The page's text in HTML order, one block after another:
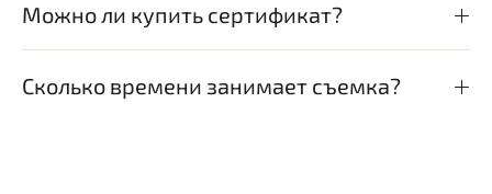
Можно ли купить сертификат?
Сколько времени занимает съемка?